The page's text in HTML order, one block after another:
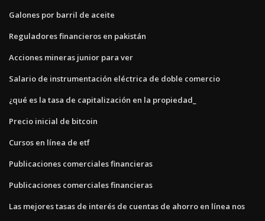
Galones por barril de aceite
Reguladores financieros en pakistán
Acciones mineras junior para ver
Salario de instrumentación eléctrica de doble comercio
¿qué es la tasa de capitalización en la propiedad_
Precio inicial de bitcoin
Cursos en línea de etf
Publicaciones comerciales financieras
Publicaciones comerciales financieras
Las mejores tasas de interés de cuentas de ahorro en línea nos